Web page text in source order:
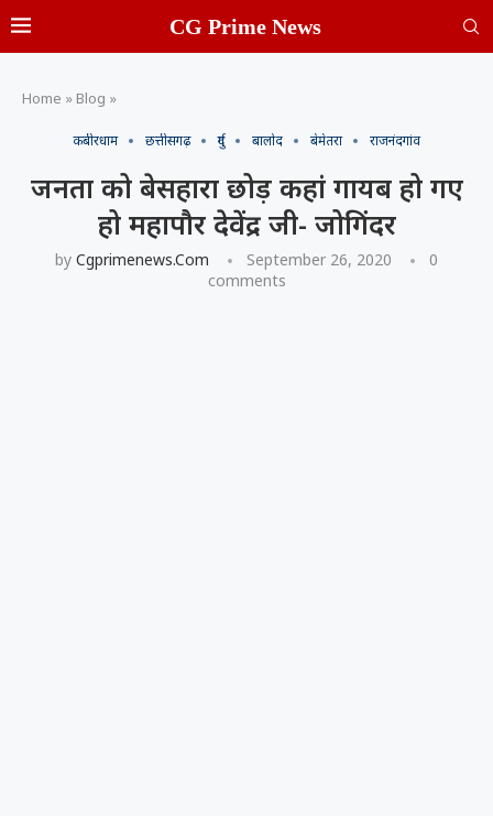
CG Prime News
Home » Blog »
कबीरधाम छत्तीसगढ़ दुर्ग बालोद बेमेतरा राजनंदगांव
जनता को बेसहारा छोड़ कहां गायब हो गए
हो महापौर देवेंद्र जी- जोगिंदर
by Cgprimenews.com September 26, 2020
0
comments